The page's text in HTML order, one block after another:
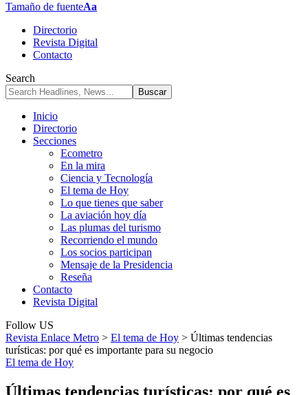
Tamaño de fuenteAa
Directorio
Revista Digital
Contacto
Search
Inicio
Directorio
Secciones
Ecometro
En la mira
Ciencia y Tecnología
El tema de Hoy
Lo que tienes que saber
La aviación hoy día
Las plumas del turismo
Recorriendo el mundo
Los socios participan
Mensaje de la Presidencia
Reseña
Contacto
Revista Digital
Follow US
Revista Enlace Metro > El tema de Hoy > Últimas tendencias
turísticas: por qué es importante para su negocio
El tema de Hoy